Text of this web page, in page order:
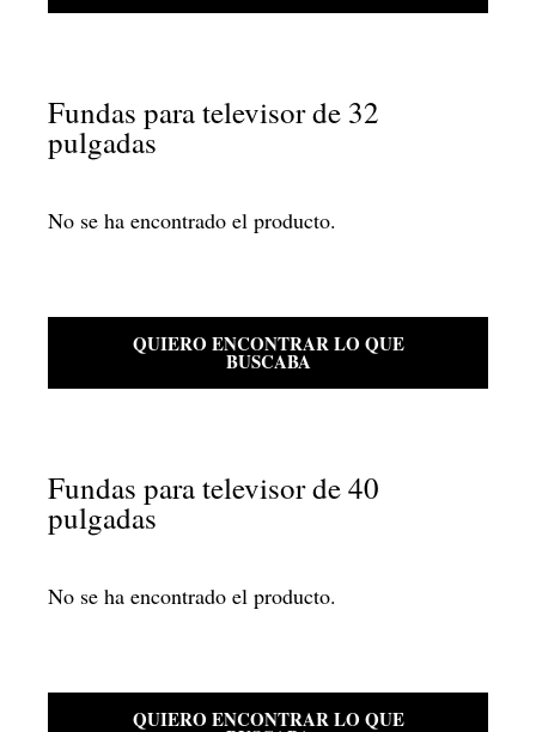
Fundas para televisor de 32
pulgadas
No se ha encontrado el producto.
QUIERO ENCONTRAR LO QUE
BUSCABA
Fundas para televisor de 40
pulgadas
No se ha encontrado el producto.
QUIERO ENCONTRAR LO QUE